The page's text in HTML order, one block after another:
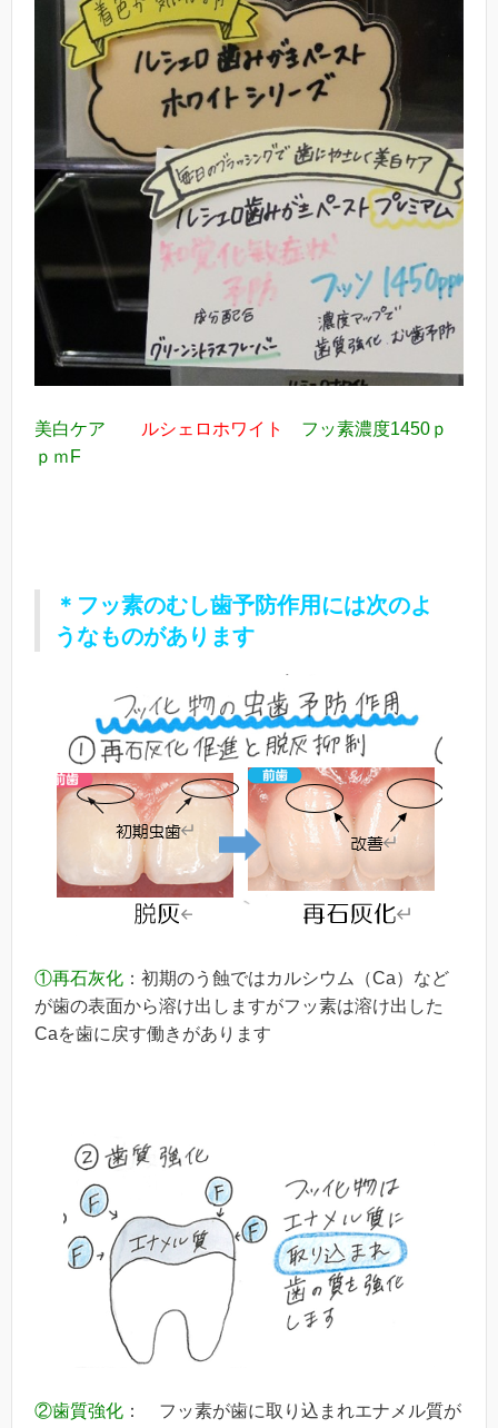
美白ケア ルシェロホワイト
フッ素濃度1450ｐ
ｐｍF
＊フッ素のむし歯予防作用には次のよ
うなものがあります
①再石灰化 ：初期のう蝕ではカルシウム（Ca）など
が歯の表面から溶け出しますがフッ素は溶け出した
Caを歯に戻す働きがあります
②歯質強化 ： フッ素が歯に取り込まれエナメル質が